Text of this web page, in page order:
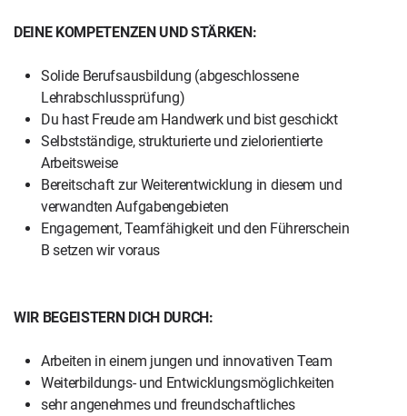
DEINE KOMPETENZEN UND STÄRKEN:
Solide Berufsausbildung (abgeschlossene
Lehrabschlussprüfung)
Du hast Freude am Handwerk und bist geschickt
Selbstständige, strukturierte und zielorientierte
Arbeitsweise
Bereitschaft zur Weiterentwicklung in diesem und
verwandten Aufgabengebieten
Engagement, Teamfähigkeit und den Führerschein
B setzen wir voraus
WIR BEGEISTERN DICH DURCH:
Arbeiten in einem jungen und innovativen Team
Weiterbildungs- und Entwicklungsmöglichkeiten
sehr angenehmes und freundschaftliches